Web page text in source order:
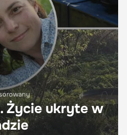
Życie ukryte w